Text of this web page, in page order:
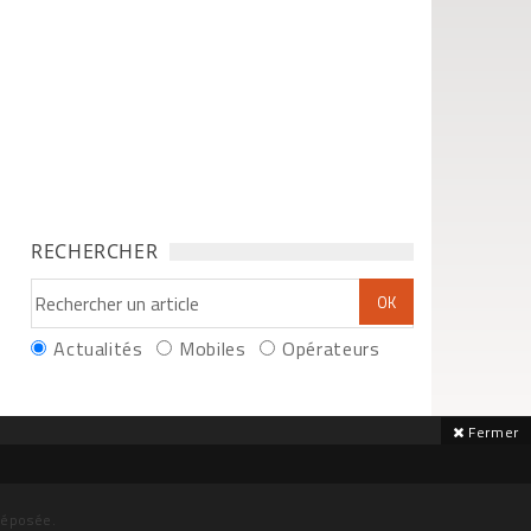
RECHERCHER
Actualités Mobiles Opérateurs
Fermer